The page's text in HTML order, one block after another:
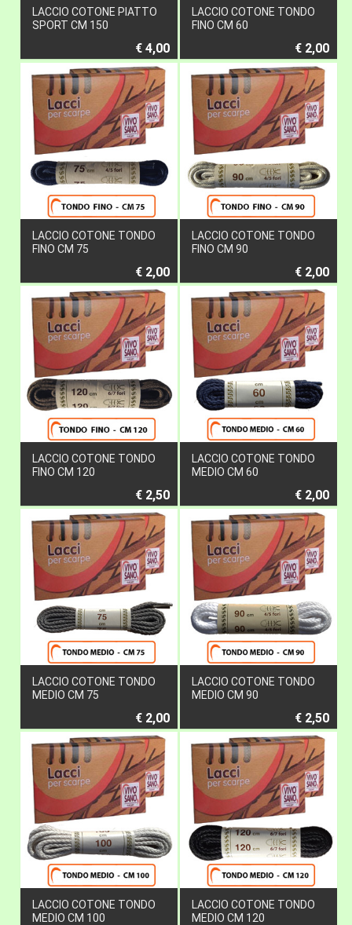
LACCIO COTONE PIATTO
SPORT CM 150
€ 4,00
LACCIO COTONE TONDO
FINO CM 60
€ 2,00
LACCIO COTONE TONDO
FINO CM 75
€ 2,00
LACCIO COTONE TONDO
FINO CM 90
€ 2,00
LACCIO COTONE TONDO
FINO CM 120
€ 2,50
LACCIO COTONE TONDO
MEDIO CM 60
€ 2,00
LACCIO COTONE TONDO
MEDIO CM 75
€ 2,00
LACCIO COTONE TONDO
MEDIO CM 90
€ 2,50
LACCIO COTONE TONDO
MEDIO CM 100
LACCIO COTONE TONDO
MEDIO CM 120